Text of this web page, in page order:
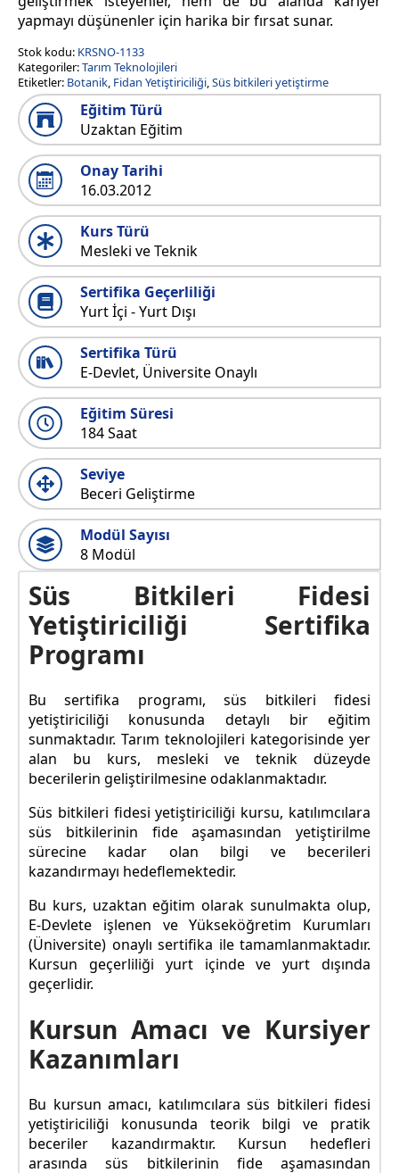
yapmayı düşünenler için harika bir fırsat sunar.
Stok kodu: KRSNO-1133
Kategoriler:Tarım Teknolojileri
Etiketler: Botanik, Fidan Yetiştiriciliği,Süs bitkileri yetiştirme
Eğitim Türü
Uzaktan Eğitim
Onay Tarihi
16.03.2012
Kurs Türü
Mesleki ve Teknik
Sertifika Geçerliliği
Yurt İçi - Yurt Dışı
Sertifika Türü
E-Devlet, Üniversite Onaylı
Eğitim Süresi
184 Saat
Seviye
Beceri Geliştirme
Modül Sayısı
8 Modül
Süs Bitkileri Fidesi
Yetiştiriciliği Sertifika
Programı
Bu sertifika programı, süs bitkileri fidesi
yetiştiriciliği konusunda detaylı bir eğitim
sunmaktadır. Tarım teknolojileri kategorisinde yer
alan bu kurs, mesleki ve teknik düzeyde
becerilerin geliştirilmesine odaklanmaktadır.
Süs bitkileri fidesi yetiştiriciliği kursu, katılımcılara
süs bitkilerinin fide aşamasından yetiştirilme
sürecine kadar olan bilgi ve becerileri
kazandırmayı hedeflemektedir.
Bu kurs, uzaktan eğitim olarak sunulmakta olup,
E-Devlete işlenen ve Yükseköğretim Kurumları
(Üniversite) onaylı sertifika ile tamamlanmaktadır.
Kursun geçerliliği yurt içinde ve yurt dışında
geçerlidir.
Kursun Amacı ve Kursiyer
Kazanımları
Bu kursun amacı, katılımcılara süs bitkileri fidesi
yetiştiriciliği konusunda teorik bilgi ve pratik
beceriler kazandırmaktır. Kursun hedefleri
arasında süs bitkilerinin fide aşamasından